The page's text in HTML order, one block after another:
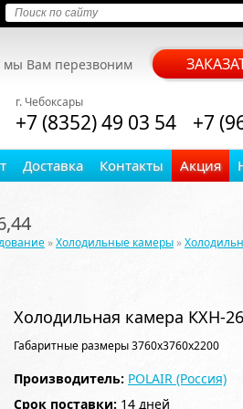
мы Вам перезвоним
г. Чебоксары
+7 (8352) 49 03 54 +7
Доставка Контакты Акция
»Холодильные камеры »
Холодильная камера КХН-
Габаритные размеры 3760x3760x2200
Производитель: POLAIR (Россия)
Срок поставки: 14 дней